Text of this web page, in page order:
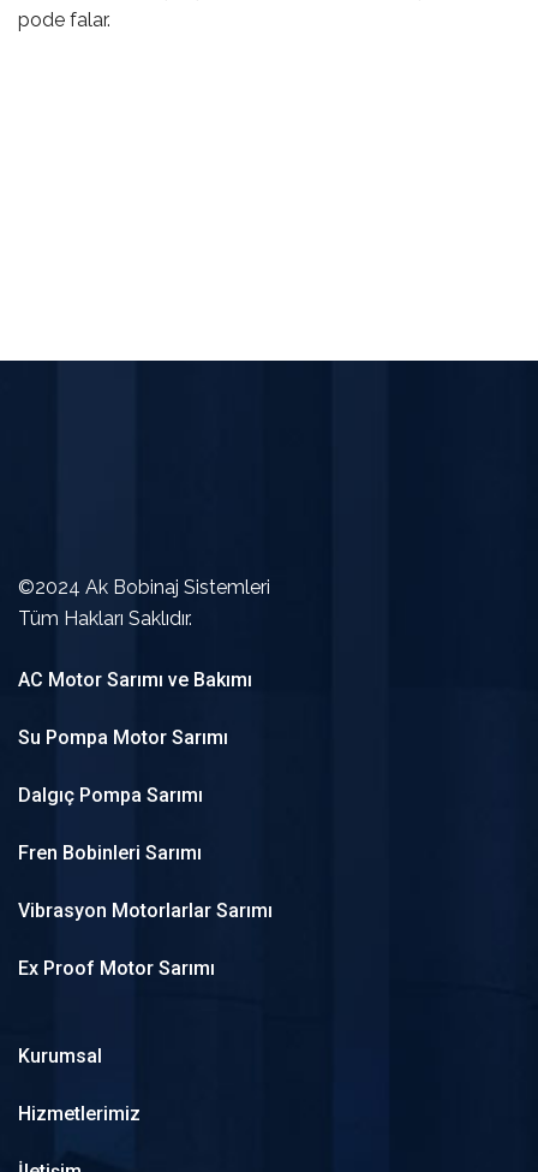
pode falar.
©2024 Ak Bobinaj Sistemleri
Tüm Hakları Saklıdır.
AC Motor Sarımı ve Bakımı
Su Pompa Motor Sarımı
Dalgıç Pompa Sarımı
Fren Bobinleri Sarımı
Vibrasyon Motorlarlar Sarımı
Ex Proof Motor Sarımı
Kurumsal
Hizmetlerimiz